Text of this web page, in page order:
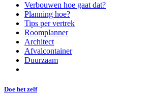
Verbouwen hoe gaat dat?
Planning hoe?
Tips per vertrek
Roomplanner
Architect
Afvalcontainer
Duurzaam
Doe het zelf